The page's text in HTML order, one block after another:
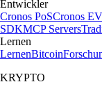
Entwickler
Cronos PoSCronos
SDKMCP Servers
Lernen
LernenBitcoin
KRYPTO